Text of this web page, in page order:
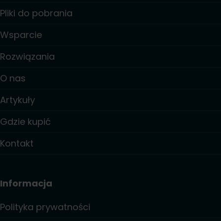
Pliki do pobrania
Wsparcie
Rozwiązania
O nas
Artykuły
Gdzie kupić
Kontakt
Informacja
Polityka prywatności